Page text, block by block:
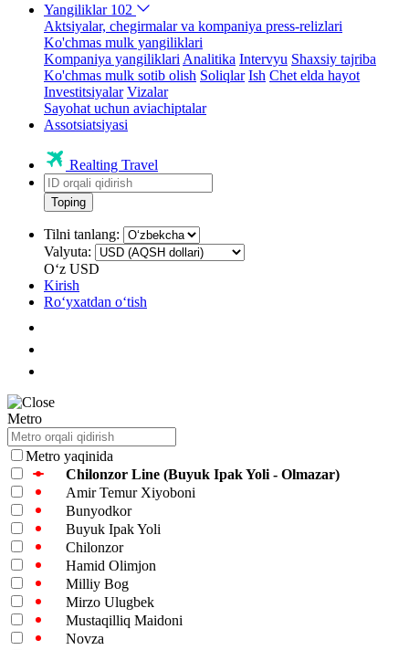
Yangiliklar 102
Aktsiyalar, chegirmalar va kompaniya press-relizlari
Ko'chmas mulk yangiliklari
Kompaniya yangiliklari Analitika Intervyu Shaxsiy tajriba
Ko'chmas mulk sotib olish Soliqlar Ish Chet elda hayot
Investitsiyalar Vizalar
Sayohat uchun aviachiptalar
Assotsiatsiyasi
Realting Travel
Toping
Tilni tanlang:
Valyuta:
Oʻz USD
Kirish
Roʻyxatdan oʻtish
Metro
Metro yaqinida
Chilonzor Line (Buyuk Ipak Yoli - Olmazar)
Amir Temur Xiyoboni
Bunyodkor
Buyuk Ipak Yoli
Chilonzor
Hamid Olimjon
Milliy Bog
Mirzo Ulugbek
Mustaqilliq Maidoni
Novza